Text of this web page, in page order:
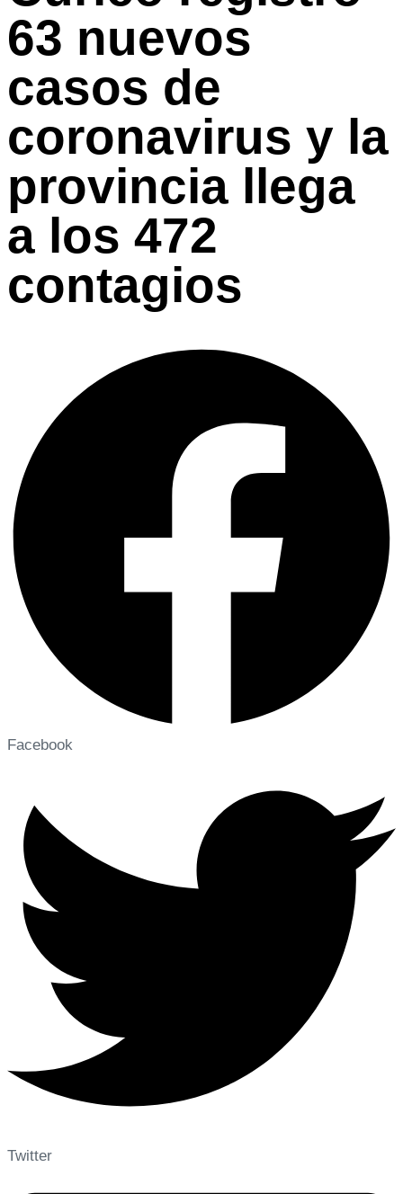
63 nuevos
casos de
coronavirus y la
provincia llega
a los 472
contagios
Facebook
Twitter